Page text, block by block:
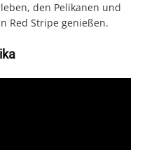
den Pelikanen und
Red Stripe genießen.